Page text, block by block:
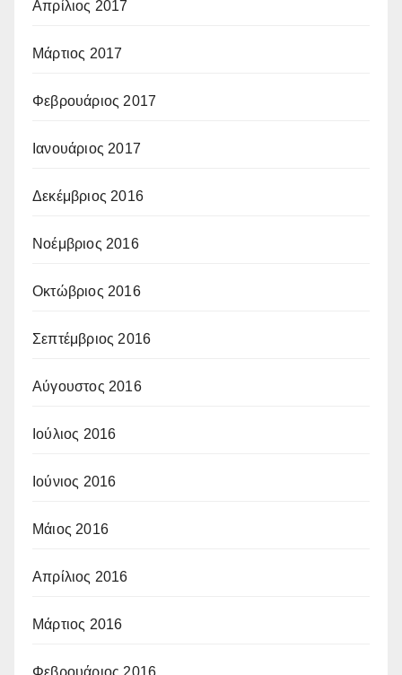
Απρίλιος 2017
Μάρτιος 2017
Φεβρουάριος 2017
Ιανουάριος 2017
Δεκέμβριος 2016
Νοέμβριος 2016
Οκτώβριος 2016
Σεπτέμβριος 2016
Αύγουστος 2016
Ιούλιος 2016
Ιούνιος 2016
Μάιος 2016
Απρίλιος 2016
Μάρτιος 2016
Φεβρουάριος 2016